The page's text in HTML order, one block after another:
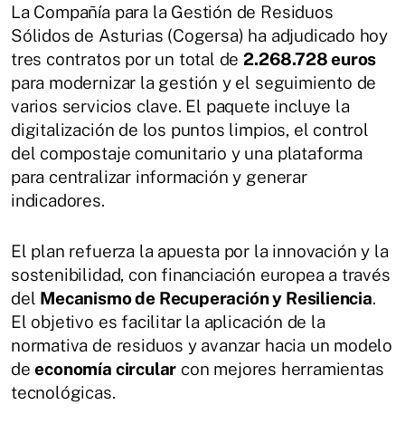
La Compañía para la Gestión de Residuos
Sólidos de Asturias (Cogersa) ha adjudicado hoy
tres contratos por un total de2.268.728 euros
para modernizar la gestión y el seguimiento de
varios servicios clave. El paquete incluye la
digitalización de los puntos limpios, el control
del compostaje comunitario y una plataforma
para centralizar información y generar
indicadores.
El plan refuerza la apuesta por la innovación y la
sostenibilidad, con financiación europea a través
del Mecanismo de Recuperación y Resiliencia.
El objetivo es facilitar la aplicación de la
normativa de residuos y avanzar hacia un modelo
deeconomía circular con mejores herramientas
tecnológicas.